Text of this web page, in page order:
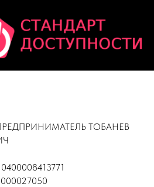
ТОБАНЕВ